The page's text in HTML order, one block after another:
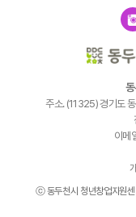
주소. (11325) 경기도
이메
ⓒ 동두천시 청년창업지원